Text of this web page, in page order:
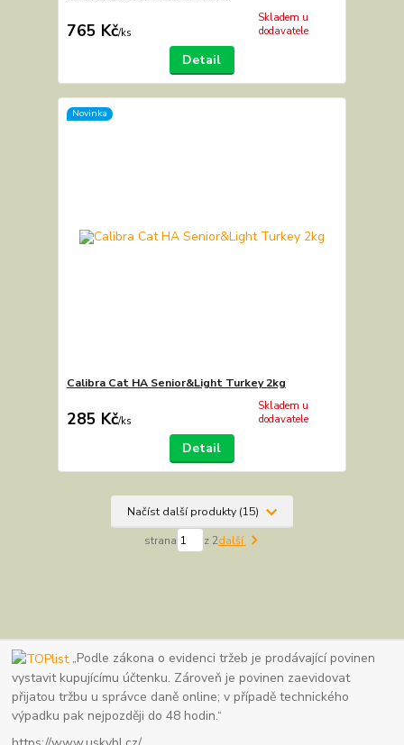
765 Kč/ks
Skladem u
dodavatele
Detail
Novinka
Calibra Cat HA Senior&Light Turkey 2kg
285 Kč/ks
Skladem u
dodavatele
Detail
Načíst další produkty (15)
strana z 2další
„Podle zákona o evidenci tržeb je prodávající povinen
vystavit kupujícímu účtenku. Zároveň je povinen zaevidovat
přijatou tržbu u správce daně online; v případě technického
výpadku pak nejpozději do 48 hodin.“